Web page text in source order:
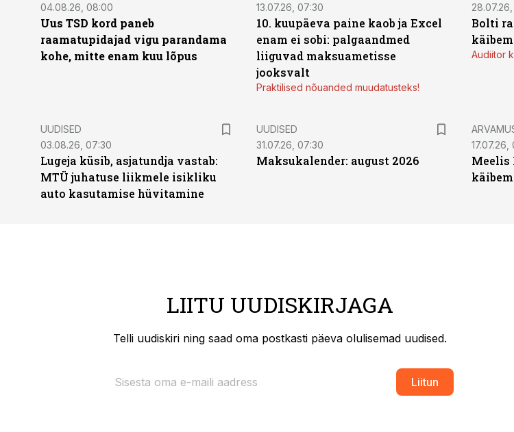
04.08.26, 08:00
Uus TSD kord paneb
raamatupidajad vigu parandama
kohe, mitte enam kuu lõpus
13.07.26, 07:30
10. kuupäeva paine kaob ja Excel
enam ei sobi: palgaandmed
liiguvad maksuametisse
jooksvalt
Praktilised nõuanded muudatusteks!
Bolti
Audiitor
UUDISED
03.08.26, 07:30
Lugeja küsib, asjatundja vastab:
MTÜ juhatuse liikmele isikliku
auto kasutamise hüvitamine
UUDISED
31.07.26, 07:30
Maksukalender: august 2026
17.07.26,
Meelis
LIITU UUDISKIRJAGA
Telli uudiskiri ning saad oma postkasti päeva olulisemad uudised.
Liitun